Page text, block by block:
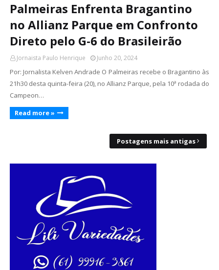
Palmeiras Enfrenta Bragantino
no Allianz Parque em Confronto
Direto pelo G-6 do Brasileirão
Jornaista Paulo Henrique Junho 20, 2024
Por: Jornalista Kelven Andrade O Palmeiras recebe o Bragantino às
21h30 desta quinta-feira (20), no Allianz Parque, pela 10ª rodada do
Campeon…
Read more »
Postagens mais antigas